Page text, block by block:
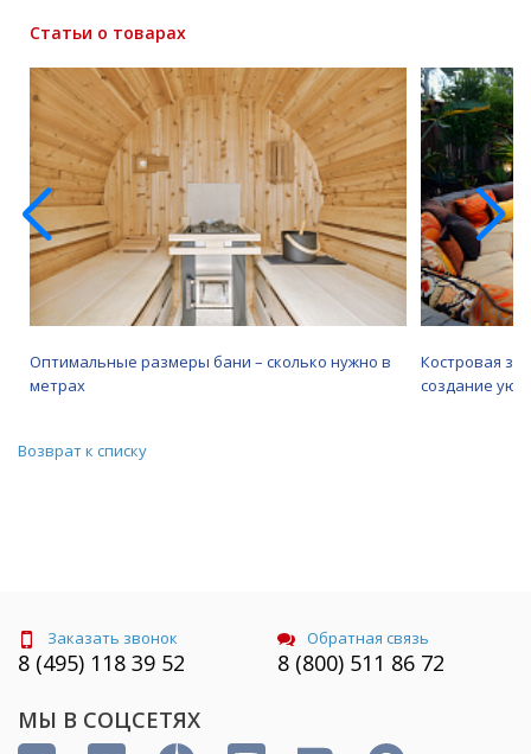
Статьи о товарах
Оптимальные размеры бани – сколько нужно в
метрах
Костровая
создание
Возврат к списку
Заказать звонок
8 (495) 118 39 52
Обратная связь
8 (800) 511 86 72
МЫ В СОЦСЕТЯХ